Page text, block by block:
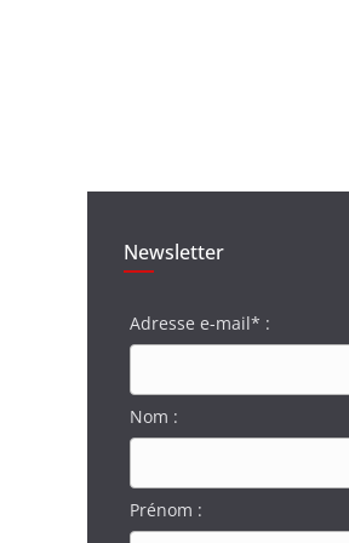
Newsletter
Adresse e-mail* :
Nom :
Prénom :